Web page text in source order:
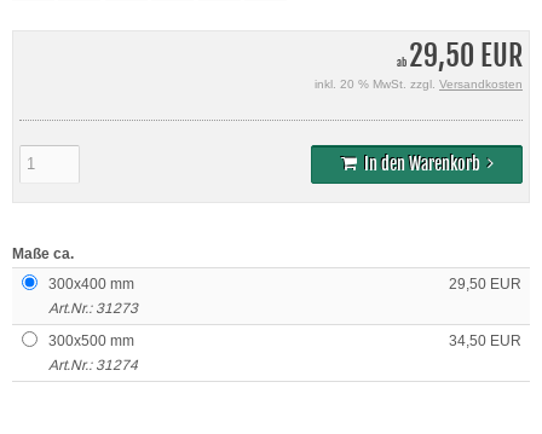
ab 29,50 EUR
inkl. 20 % MwSt. zzgl. Versandkosten
In den Warenkorb
Maße ca.
300x400 mm
29,50 EUR
Art.Nr.: 31273
300x500 mm
34,50 EUR
Art.Nr.: 31274